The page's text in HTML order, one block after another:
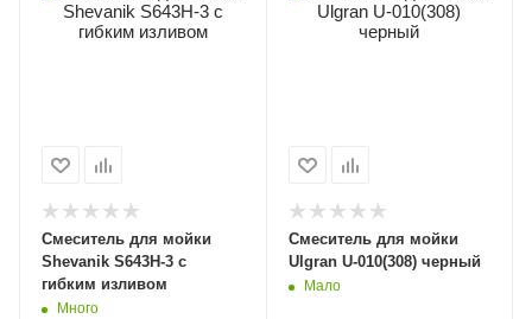
Смеситель для мойки
Shevanik S643H-3 с
гибким изливом
Много
Смеситель для мойки
Ulgran U-010(308) черный
Мало